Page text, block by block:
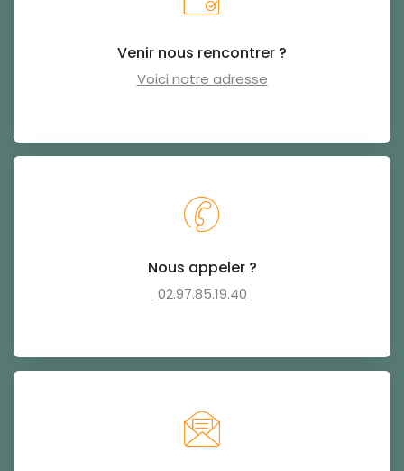
Venir nous rencontrer ?
Voici notre adresse
Nous appeler ?
02.97.85.19.40